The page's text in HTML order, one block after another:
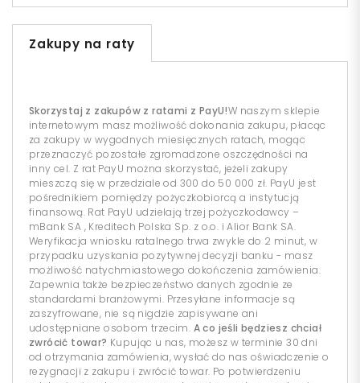
Zakupy na raty
Skorzystaj z zakupów z ratami z PayU!W naszym sklepie
internetowym masz możliwość dokonania zakupu, płacąc
za zakupy w wygodnych miesięcznych ratach, mogąc
przeznaczyć pozostałe zgromadzone oszczędności na
inny cel. Z rat PayU można skorzystać, jeżeli zakupy
mieszczą się w przedziale od 300 do 50 000 zł. PayU jest
pośrednikiem pomiędzy pożyczkobiorcą a instytucją
finansową. Rat PayU udzielają trzej pożyczkodawcy –
mBank SA , Kreditech Polska Sp. z o.o. i Alior Bank SA.
Weryfikacja wniosku ratalnego trwa zwykle do 2 minut, w
przypadku uzyskania pozytywnej decyzji banku - masz
możliwość natychmiastowego dokończenia zamówienia.
Zapewnia także bezpieczeństwo danych zgodnie ze
standardami branżowymi. Przesyłane informacje są
zaszyfrowane, nie są nigdzie zapisywane ani
udostępniane osobom trzecim. A co jeśli będziesz chciał
zwrócić towar? Kupując u nas, możesz w terminie 30 dni
od otrzymania zamówienia, wysłać do nas oświadczenie o
rezygnacji z zakupu i zwrócić towar. Po potwierdzeniu